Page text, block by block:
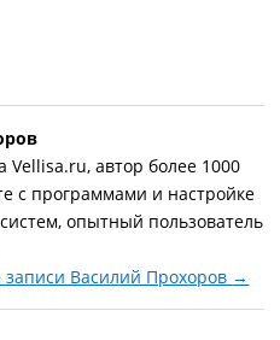
Vellisa.ru, автор более 1000
с программами и настройке
опытный пользователь
записи Василий Прохоров →